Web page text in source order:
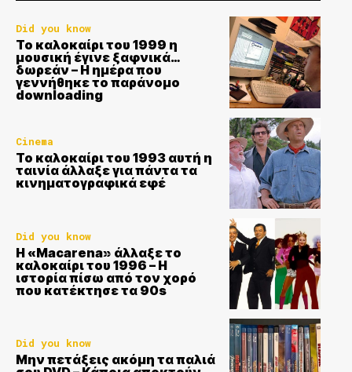
Did you know
Το καλοκαίρι του 1999 η
μουσική έγινε ξαφνικά…
δωρεάν – Η ημέρα που
γεννήθηκε το παράνομο
downloading
Cinema
Το καλοκαίρι του 1993 αυτή η
ταινία άλλαξε για πάντα τα
κινηματογραφικά εφέ
Did you know
Η «Macarena» άλλαξε το
καλοκαίρι του 1996 – Η
ιστορία πίσω από τον χορό
που κατέκτησε τα 90s
Did you know
Μην πετάξεις ακόμη τα παλιά